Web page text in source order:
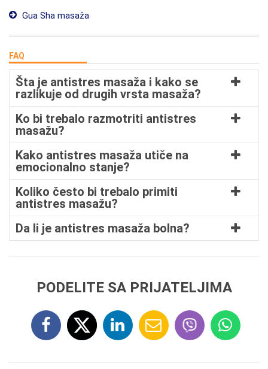
Gua Sha masaža
FAQ
Šta je antistres masaža i kako se
razlikuje od drugih vrsta masaža?
Ko bi trebalo razmotriti antistres
masažu?
Kako antistres masaža utiče na
emocionalno stanje?
Koliko često bi trebalo primiti
antistres masažu?
Da li je antistres masaža bolna?
PODELITE SA PRIJATELJIMA